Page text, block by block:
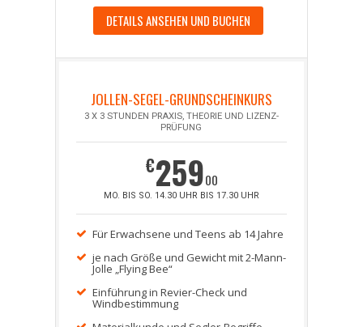
DETAILS ANSEHEN UND BUCHEN
JOLLEN-SEGEL-GRUNDSCHEINKURS
3 X 3 STUNDEN PRAXIS, THEORIE UND LIZENZ-
PRÜFUNG
€25900
MO. BIS SO. 14.30 UHR BIS 17.30 UHR
Für Erwachsene und Teens ab 14 Jahre
je nach Größe und Gewicht mit 2-Mann-
Jolle „Flying Bee“
Einführung in Revier-Check und
Windbestimmung